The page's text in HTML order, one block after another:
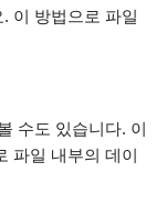
이 방법으로 파일
수도 있습니다. 이
파일 내부의 데이